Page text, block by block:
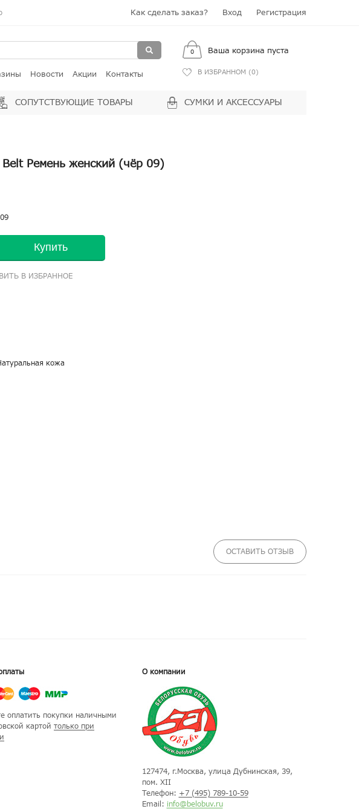
Как сделать заказ? Вход Регистрация
Новости Акции Контакты
0 Ваша корзина пуста
В ИЗБРАННОМ (0)
СОПУТСТВУЮЩИЕ ТОВАРЫ СУМКИ И АКСЕССУАРЫ
Ремень женский (чёр 09)
Купить
кожа
ОСТАВИТЬ ОТЗЫВ
оплатить покупки наличными
картой только при
О компании
127474, г.Москва, улица Дубнинская, 39,
пом. XII
Телефон: +7 (495) 789-10-59
Email: info@belobuv.ru